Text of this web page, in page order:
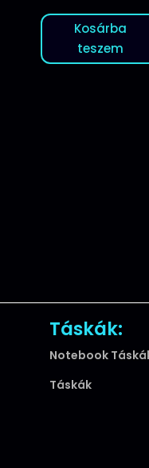
1990 Ft.
Kosárba
teszem
Táskák:
Notebook
Táskák